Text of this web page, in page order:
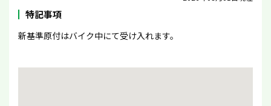
特記事項
新基準原付はバイク中にて受け入れます。